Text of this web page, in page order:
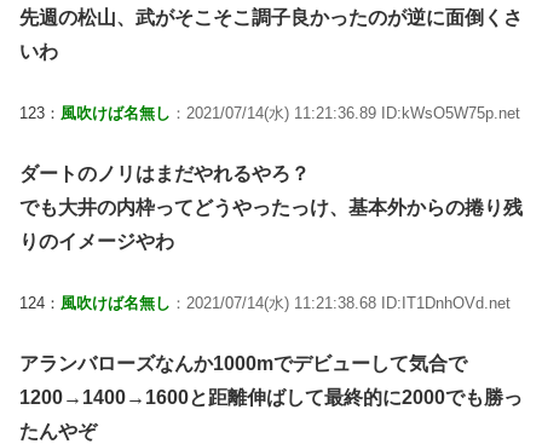
先週の松山、武がそこそこ調子良かったのが逆に面倒くさ
いわ
123： 風吹けば名無し ：2021/07/14(水) 11:21:36.89 ID:kWsO5W75p.net
ダートのノリはまだやれるやろ？
でも大井の内枠ってどうやったっけ、基本外からの捲り残
りのイメージやわ
124： 風吹けば名無し ：2021/07/14(水) 11:21:38.68 ID:IT1DnhOVd.net
アランバローズなんか1000mでデビューして気合で
1200→1400→1600と距離伸ばして最終的に2000でも勝っ
たんやぞ